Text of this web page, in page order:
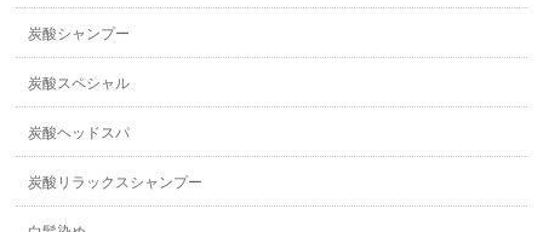
炭酸シャンプー
炭酸スペシャル
炭酸ヘッドスパ
炭酸リラックスシャンプー